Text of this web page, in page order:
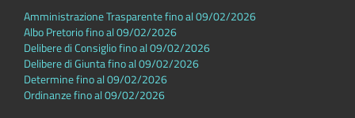
Amministrazione Trasparente fino al 09/02/2026
Albo Pretorio fino al 09/02/2026
Delibere di Consiglio fino al 09/02/2026
Delibere di Giunta fino al 09/02/2026
Determine fino al 09/02/2026
Ordinanze fino al 09/02/2026